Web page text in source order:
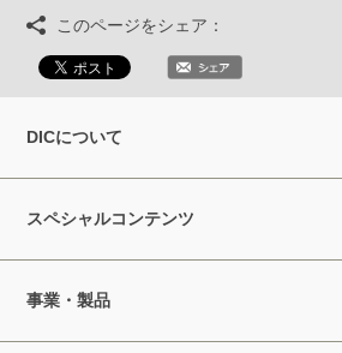
このページをシェア：
DICについて
スペシャルコンテンツ
事業・製品